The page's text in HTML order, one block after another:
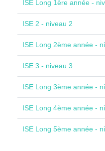
ISE Long 1ère année -
ISE 2 - niveau 2
ISE Long 2ème année -
ISE 3 - niveau 3
ISE Long 3ème année -
ISE Long 4ème année -
ISE Long 5ème année -